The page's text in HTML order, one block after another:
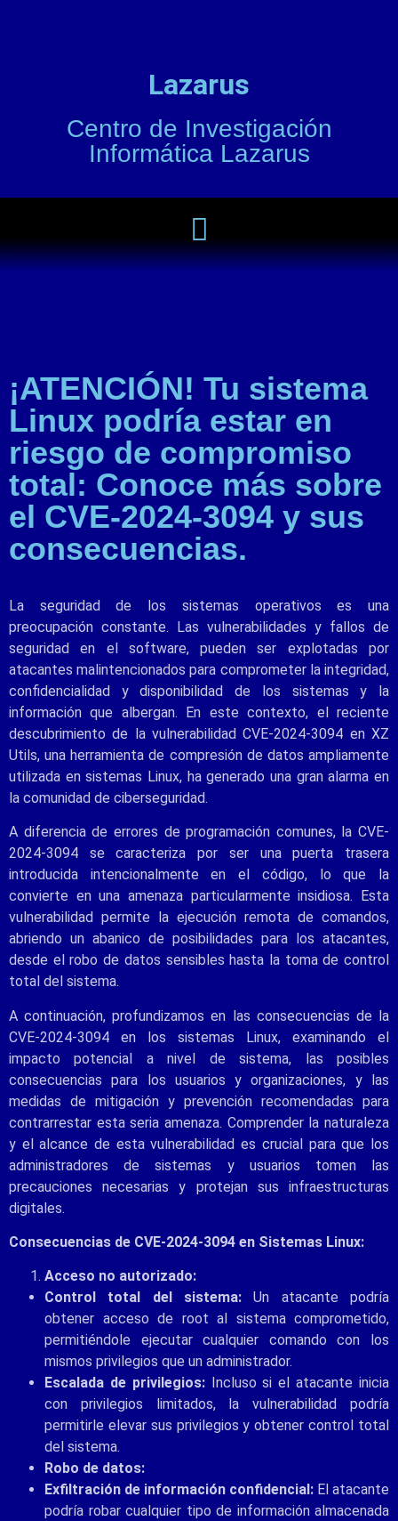
Lazarus
Centro de Investigación
Informática Lazarus
¡ATENCIÓN! Tu sistema
Linux podría estar en
riesgo de compromiso
total: Conoce más sobre
el CVE-2024-3094 y sus
consecuencias.
La seguridad de los sistemas operativos es una
preocupación constante. Las vulnerabilidades y fallos de
seguridad en el software, pueden ser explotadas por
atacantes malintencionados para comprometer la integridad,
confidencialidad y disponibilidad de los sistemas y la
información que albergan. En este contexto, el reciente
descubrimiento de la vulnerabilidad CVE-2024-3094 en XZ
Utils, una herramienta de compresión de datos ampliamente
utilizada en sistemas Linux, ha generado una gran alarma en
la comunidad de ciberseguridad.
A diferencia de errores de programación comunes, la CVE-
2024-3094 se caracteriza por ser una puerta trasera
introducida intencionalmente en el código, lo que la
convierte en una amenaza particularmente insidiosa. Esta
vulnerabilidad permite la ejecución remota de comandos,
abriendo un abanico de posibilidades para los atacantes,
desde el robo de datos sensibles hasta la toma de control
total del sistema.
A continuación, profundizamos en las consecuencias de la
CVE-2024-3094 en los sistemas Linux, examinando el
impacto potencial a nivel de sistema, las posibles
consecuencias para los usuarios y organizaciones, y las
medidas de mitigación y prevención recomendadas para
contrarrestar esta seria amenaza. Comprender la naturaleza
y el alcance de esta vulnerabilidad es crucial para que los
administradores de sistemas y usuarios tomen las
precauciones necesarias y protejan sus infraestructuras
digitales.
Consecuencias de CVE-2024-3094 en Sistemas Linux:
Acceso no autorizado:
Control total del sistema: Un atacante podría
obtener acceso de root al sistema comprometido,
permitiéndole ejecutar cualquier comando con los
mismos privilegios que un administrador.
Escalada de privilegios:Incluso si el atacante inicia
con privilegios limitados, la vulnerabilidad podría
permitirle elevar sus privilegios y obtener control total
del sistema.
Robo de datos:
Exfiltración de información confidencial: El atacante
podría robar cualquier tipo de información almacenada